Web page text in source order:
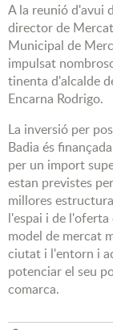
A la reunió d'avui
director de
Municipal de
impulsat
tinenta d'alcalde
Encarna Rodrigo.
La inversió per
Badia és
per un import
estan previstes
millores
l'espai i de l'oferta
model de mercat
ciutat i l'entorn i
potenciar el seu
comarca.